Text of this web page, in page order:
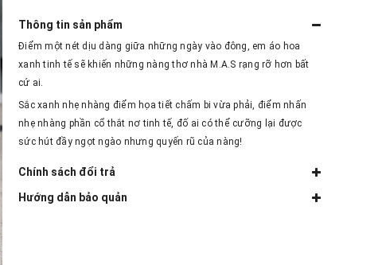
Thông tin sản phẩm
Điểm một nét dịu dàng giữa những ngày vào đông, em áo hoa
xanh tinh tế sẽ khiến những nàng thơ nhà M.A.S rạng rỡ hơn bất
cứ ai.
Sắc xanh nhẹ nhàng điểm họa tiết chấm bi vừa phải, điểm nhấn
nhẹ nhàng phần cổ thắt nơ tinh tế, đố ai có thể cưỡng lại được
sức hút đầy ngọt ngào nhưng quyến rũ của nàng!
Chính sách đổi trả
Hướng dẫn bảo quản